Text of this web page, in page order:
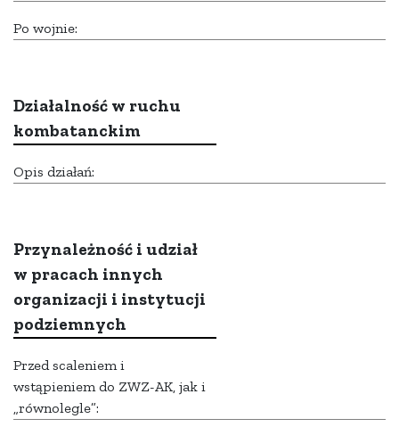
Po wojnie:
Działalność w ruchu
kombatanckim
Opis działań:
Przynależność i udział
w pracach innych
organizacji i instytucji
podziemnych
Przed scaleniem i
wstąpieniem do ZWZ-AK, jak i
„równolegle”: